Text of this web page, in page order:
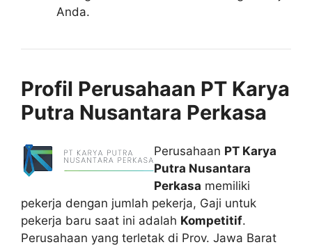
Anda.
Profil Perusahaan PT Karya
Putra Nusantara Perkasa
Perusahaan PT Karya
Putra Nusantara
Perkasa memiliki
pekerja dengan jumlah pekerja, Gaji untuk
pekerja baru saat ini adalah Kompetitif.
Perusahaan yang terletak di Prov. Jawa Barat